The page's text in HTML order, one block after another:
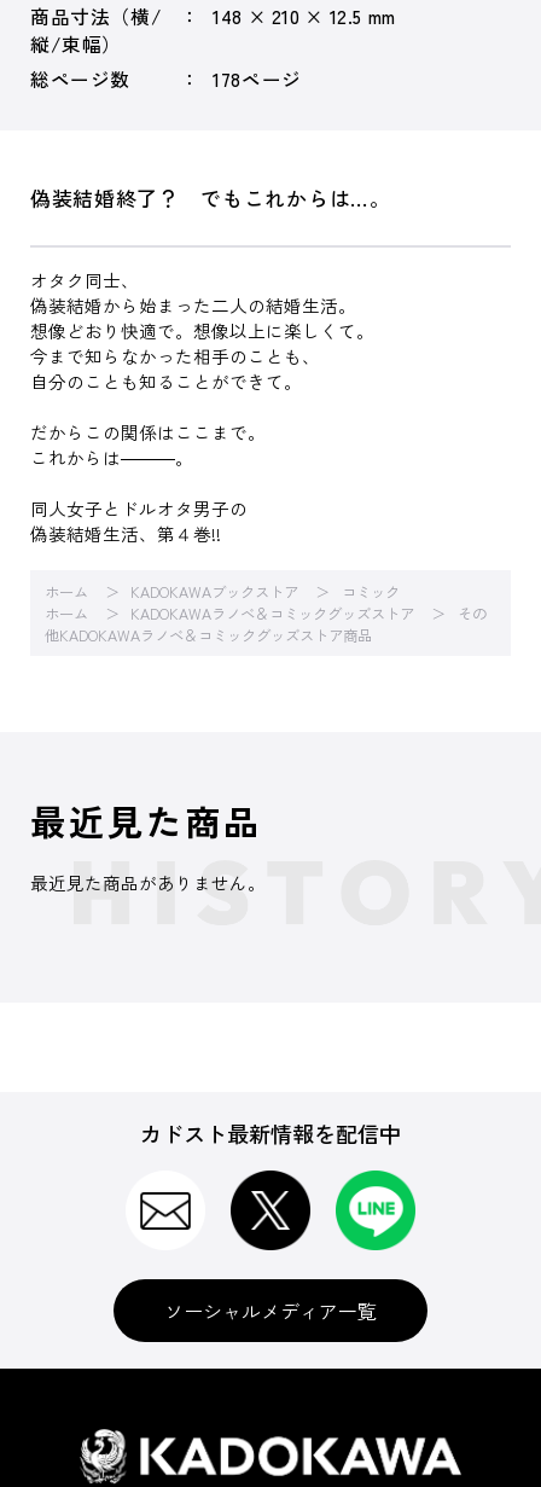
商品寸法（横/
縦/束幅）
148 × 210 × 12.5 mm
総ページ数 178ページ
偽装結婚終了？ でもこれからは…。
オタク同士、
偽装結婚から始まった二人の結婚生活。
想像どおり快適で。想像以上に楽しくて。
今まで知らなかった相手のことも、
自分のことも知ることができて。
だからこの関係はここまで。
これからは―――。
同人女子とドルオタ男子の
偽装結婚生活、第４巻!!
ホーム KADOKAWAブックストア
コミック
ホーム
KADOKAWAラノベ＆コミックグッズストア
その
他KADOKAWAラノベ＆コミックグッズストア商品
最近見た商品
最近見た商品がありません。
カドスト最新情報を配信中
ソーシャルメディア一覧